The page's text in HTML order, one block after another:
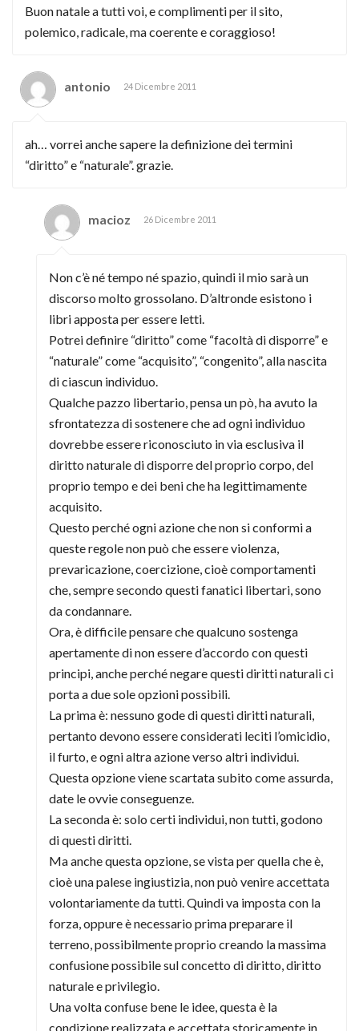
Buon natale a tutti voi, e complimenti per il sito,
polemico, radicale, ma coerente e coraggioso!
antonio 24 Dicembre 2011
ah… vorrei anche sapere la definizione dei termini
“diritto” e “naturale”. grazie.
macioz 26 Dicembre 2011
Non c’è né tempo né spazio, quindi il mio sarà un
discorso molto grossolano. D’altronde esistono i
libri apposta per essere letti.
Potrei definire “diritto” come “facoltà di disporre” e
“naturale” come “acquisito”, “congenito”, alla nascita
di ciascun individuo.
Qualche pazzo libertario, pensa un pò, ha avuto la
sfrontatezza di sostenere che ad ogni individuo
dovrebbe essere riconosciuto in via esclusiva il
diritto naturale di disporre del proprio corpo, del
proprio tempo e dei beni che ha legittimamente
acquisito.
Questo perché ogni azione che non si conformi a
queste regole non può che essere violenza,
prevaricazione, coercizione, cioè comportamenti
che, sempre secondo questi fanatici libertari, sono
da condannare.
Ora, è difficile pensare che qualcuno sostenga
apertamente di non essere d’accordo con questi
principi, anche perché negare questi diritti naturali ci
porta a due sole opzioni possibili.
La prima è: nessuno gode di questi diritti naturali,
pertanto devono essere considerati leciti l’omicidio,
il furto, e ogni altra azione verso altri individui.
Questa opzione viene scartata subito come assurda,
date le ovvie conseguenze.
La seconda è: solo certi individui, non tutti, godono
di questi diritti.
Ma anche questa opzione, se vista per quella che è,
cioè una palese ingiustizia, non può venire accettata
volontariamente da tutti. Quindi va imposta con la
forza, oppure è necessario prima preparare il
terreno, possibilmente proprio creando la massima
confusione possibile sul concetto di diritto, diritto
naturale e privilegio.
Una volta confuse bene le idee, questa è la
condizione realizzata e accettata storicamente in